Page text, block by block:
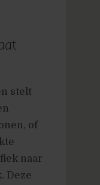
stelt
of
naar
Deze